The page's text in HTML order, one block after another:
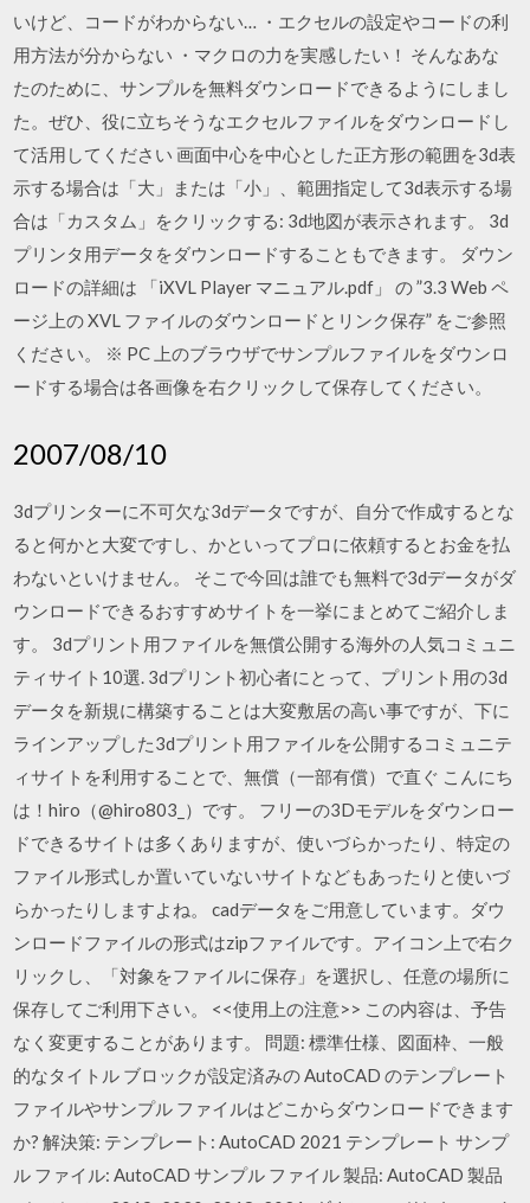
いけど、コードがわからない… ・エクセルの設定やコードの利
用方法が分からない ・マクロの力を実感したい！ そんなあな
たのために、サンプルを無料ダウンロードできるようにしまし
た。ぜひ、役に立ちそうなエクセルファイルをダウンロードし
て活用してください 画面中心を中心とした正方形の範囲を3d表
示する場合は「大」または「小」、範囲指定して3d表示する場
合は「カスタム」をクリックする: 3d地図が表示されます。 3d
プリンタ用データをダウンロードすることもできます。 ダウン
ロードの詳細は 「iXVL Player マニュアル.pdf」 の ”3.3 Web ペ
ージ上の XVL ファイルのダウンロードとリンク保存” をご参照
ください。 ※ PC 上のブラウザでサンプルファイルをダウンロ
ードする場合は各画像を右クリックして保存してください。
2007/08/10
3dプリンターに不可欠な3dデータですが、自分で作成するとな
ると何かと大変ですし、かといってプロに依頼するとお金を払
わないといけません。 そこで今回は誰でも無料で3dデータがダ
ウンロードできるおすすめサイトを一挙にまとめてご紹介しま
す。 3dプリント用ファイルを無償公開する海外の人気コミュニ
ティサイト10選. 3dプリント初心者にとって、プリント用の3d
データを新規に構築することは大変敷居の高い事ですが、下に
ラインアップした3dプリント用ファイルを公開するコミュニテ
ィサイトを利用することで、無償（一部有償）で直ぐ こんにち
は！hiro（@hiro803_）です。 フリーの3Dモデルをダウンロー
ドできるサイトは多くありますが、使いづらかったり、特定の
ファイル形式しか置いていないサイトなどもあったりと使いづ
らかったりしますよね。 cadデータをご用意しています。ダウ
ンロードファイルの形式はzipファイルです。アイコン上で右ク
リックし、「対象をファイルに保存」を選択し、任意の場所に
保存してご利用下さい。 <<使用上の注意>> この内容は、予告
なく変更することがあります。 問題: 標準仕様、図面枠、一般
的なタイトル ブロックが設定済みの AutoCAD のテンプレート
ファイルやサンプル ファイルはどこからダウンロードできます
か? 解決策: テンプレート: AutoCAD 2021 テンプレート サンプ
ル ファイル: AutoCAD サンプル ファイル 製品: AutoCAD 製品